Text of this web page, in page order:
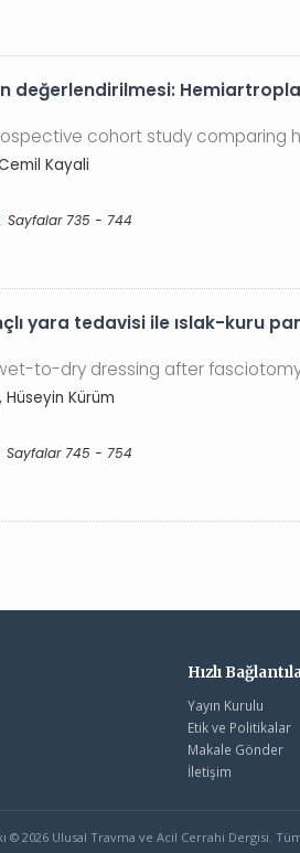
değerlendirilmesi:
cohort study comparing
Kayali
Sayfalar 735 - 744
yara tedavisi ile ıslak-kuru
to-dry dressing after
Kürüm
Sayfalar 745 - 754
Hızlı
Yayın Kurulu
Etik ve Politikalar
Makale Gönder
İletişim
© 2026 Ulusal Travma ve Acil Cerrahi Dergisi. Tüm